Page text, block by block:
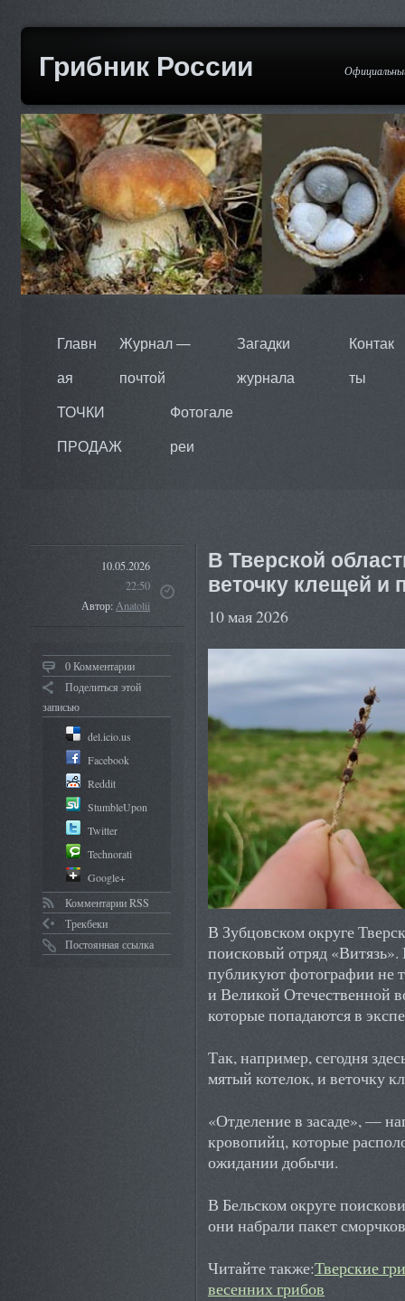
Грибник России
Главн
ая
Журнал —
почтой
Загадки
журнала
Контак
ты
ТОЧКИ
ПРОДАЖ
Фотогале
реи
10.05.2026
22:50
Автор:Anatolii
0 Комментарии
Поделиться этой
записью
del.icio.us
Facebook
Reddit
StumbleUpon
Twitter
Technorati
Google+
Комментарии RSS
Трекбеки
Постоянная ссылка
В Тверской
веточку клещей и
10 мая 2026
В Зубцовском округе
поисковый отряд
публикуют фотографии не
и Великой Отечественной
которые попадаются в
Так, например, сегодня
мятый котелок, и веточку
«Отделение в засаде», —
кровопийц, которые
ожидании добычи.
В Бельском округе
они набрали пакет
Читайте также:Тверские
весенних грибов